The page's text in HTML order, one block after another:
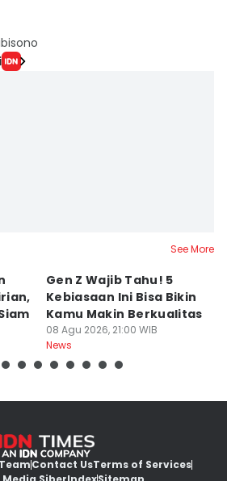
See More
Gen Z Wajib Tahu! 5
Kebiasaan Ini Bisa Bikin
Kamu Makin Berkualitas
08 Agu 2026, 21:00 WIB
News
Contact UsTerms of Services